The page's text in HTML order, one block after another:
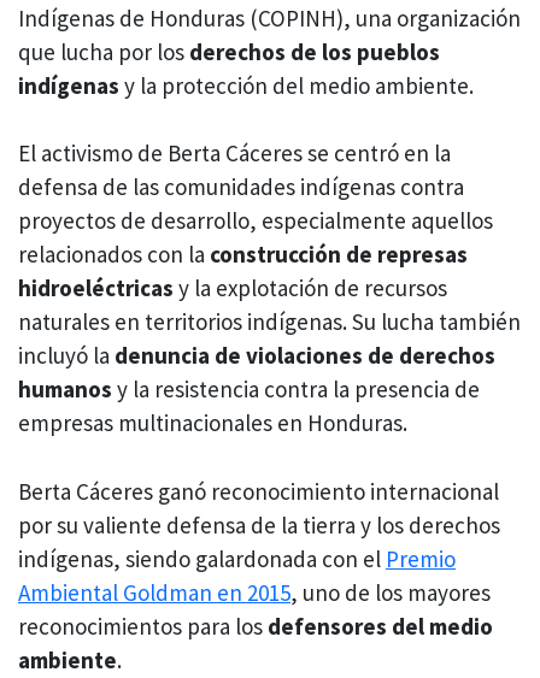
Indígenas de Honduras (COPINH), una organización
que lucha por los derechos de los pueblos
indígenas y la protección del medio ambiente.
El activismo de Berta Cáceres se centró en la
defensa de las comunidades indígenas contra
proyectos de desarrollo, especialmente aquellos
relacionados con la construcción de represas
hidroeléctricas y la explotación de recursos
naturales en territorios indígenas. Su lucha también
incluyó la denuncia de violaciones de derechos
humanos y la resistencia contra la presencia de
empresas multinacionales en Honduras.
Berta Cáceres ganó reconocimiento internacional
por su valiente defensa de la tierra y los derechos
indígenas, siendo galardonada con el Premio
Ambiental Goldman en 2015, uno de los mayores
reconocimientos para los defensores del medio
ambiente.